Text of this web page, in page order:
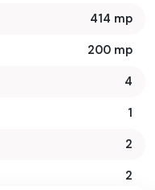
414 mp
200 mp
4
1
2
2